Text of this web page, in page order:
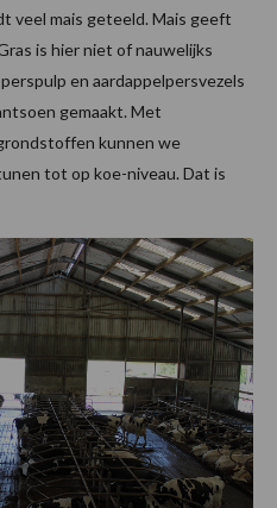
veel mais geteeld. Mais geeft
is hier niet of nauwelijks
en aardappelpersvezels
gemaakt. Met
kunnen we
tot op koe-niveau. Dat is